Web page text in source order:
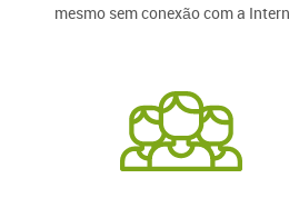
mesmo sem conexão com a